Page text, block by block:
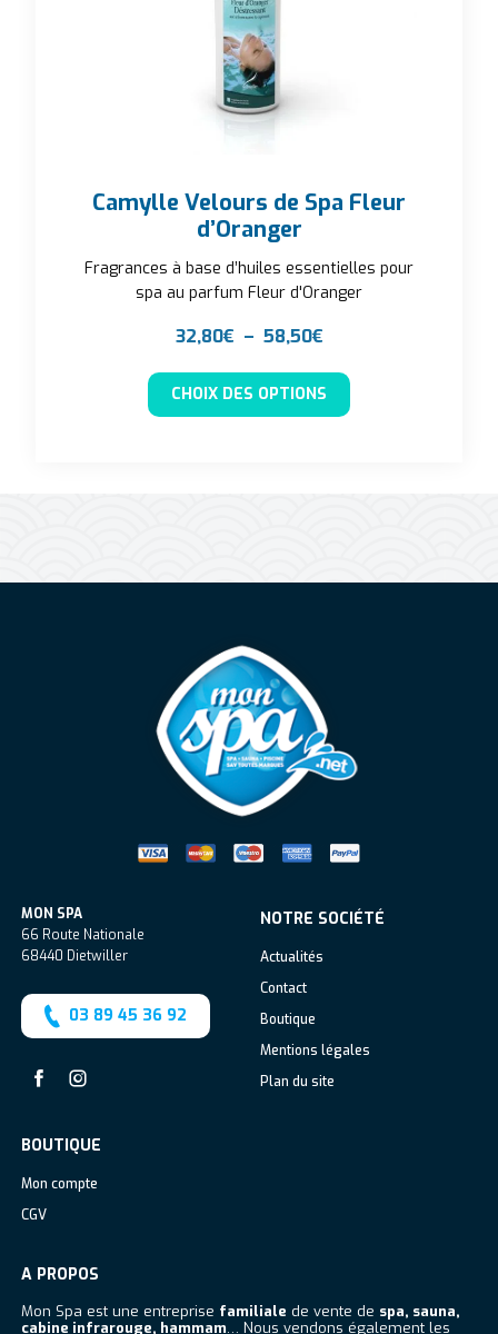
Camylle Velours de Spa Fleur
d’Oranger
Fragrances à base d’huiles essentielles pour
spa au parfum Fleur d'Oranger
32,80€ – 58,50€Plage de prix :
CHOIX DES OPTIONS
MON SPA
66 Route Nationale
68440 Dietwiller
03 89 45 36 92
NOTRE SOCIÉTÉ
Actualités
Contact
Boutique
Mentions légales
Plan du site
BOUTIQUE
Mon compte
CGV
A PROPOS
Mon Spa est une entreprise familiale de vente de spa, sauna,
cabine infrarouge, hammam… Nous vendons également les